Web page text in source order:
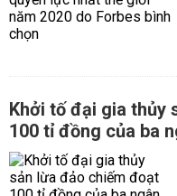
Khởi tố đại gia thủy
100 tỉ đồng của ba